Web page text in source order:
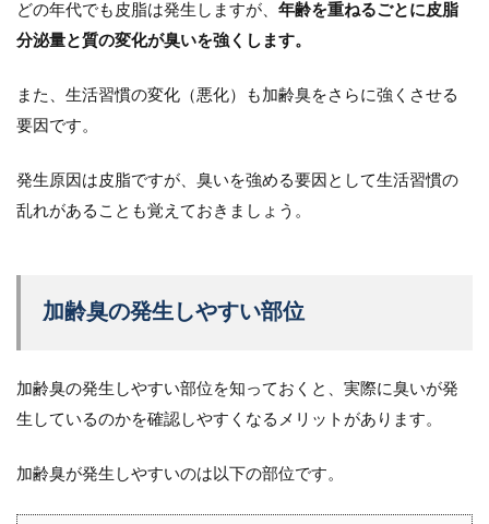
どの年代でも皮脂は発生しますが、 年齢を重ねるごとに皮脂
分泌量と質の変化が臭いを強くします。
また、生活習慣の変化（悪化）も加齢臭をさらに強くさせる
要因です。
発生原因は皮脂ですが、臭いを強める要因として生活習慣の
乱れがあることも覚えておきましょう。
加齢臭の発生しやすい部位
加齢臭の発生しやすい部位を知っておくと、実際に臭いが発
生しているのかを確認しやすくなるメリットがあります。
加齢臭が発生しやすいのは以下の部位です。